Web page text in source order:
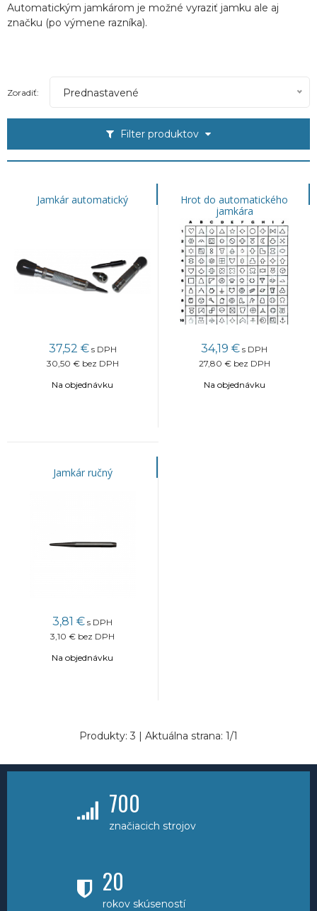
Automatickým jamkárom je možné vyraziť jamku ale aj
značku (po výmene razníka).
Filter produktov
Zoradiť: Prednastavené
Jamkár automatický
37,52 € s DPH
30,50 € bez DPH
Na objednávku
Hrot do automatického
jamkára
34,19 € s DPH
27,80 € bez DPH
Na objednávku
Jamkár ručný
3,81 € s DPH
3,10 € bez DPH
Na objednávku
Produkty: 3 | Aktuálna strana: 1/1
700
značiacich strojov
20
rokov skúseností